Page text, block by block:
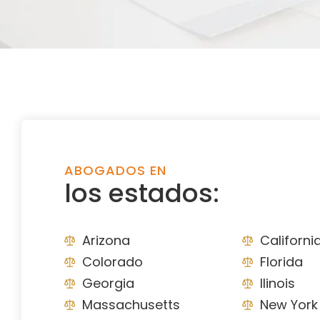
ABOGADOS EN
los estados:
Arizona
Colorado
Florida
Georgia
Ilinois
Massachusetts
New York